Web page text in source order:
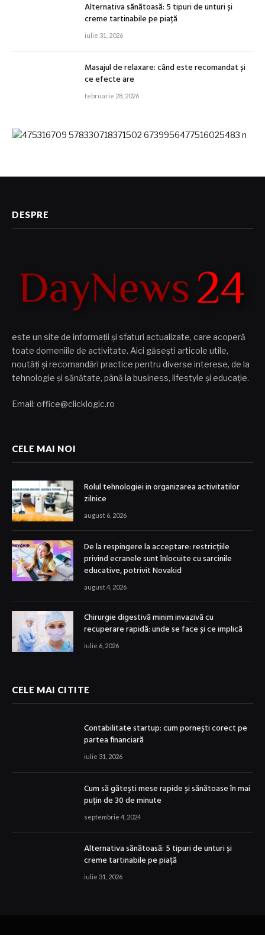
Alternativa sănătoasă: 5 tipuri de unturi și
creme tartinabile pe piață
iulie 31, 2026
Masajul de relaxare: când este recomandat și
ce efecte are
februarie 28, 2026
DESPRE
este un site de informații și sfaturi actualizate, care acoperă
toate domeniile de activitate. Aici găsești articole utile,
noutăți și recomandări practice pentru diverse interese, de la
tehnologie și sănătate, până la business, lifestyle și educație.
Email: office@clicklogic.ro
CELE MAI NOI
Rolul tehnologiei in organizarea activitatilor
zilnice
august 6, 2026
De la respingere la acceptare: restricțiile
privind ecranele sunt înlocuite cu sarcinile
educative, potrivit Novakid
august 4, 2026
Chirurgie digestivă minim invazivă cu
recuperare rapidă: unde se face și ce implică
iulie 6, 2026
CELE MAI CITITE
Contabilitate startup: cum pornești corect pe
partea financiară
iulie 31, 2026
Cum să gătești mese rapide și sănătoase în mai
puțin de 30 de minute
septembrie 4, 2024
Alternativa sănătoasă: 5 tipuri de unturi și
creme tartinabile pe piață
iulie 31, 2026